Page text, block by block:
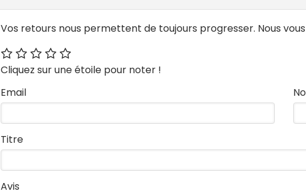
Vos retours nous permettent de toujours progresser. Nous
Cliquez sur une étoile pour noter !
Email
Titre
Avis